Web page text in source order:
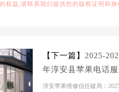
权益,请联系我们提供您的版权证明和身
【下一篇】 2025-
年淳安县苹果电话
维修电话推荐：苹
淳安苹果维修信任破局：